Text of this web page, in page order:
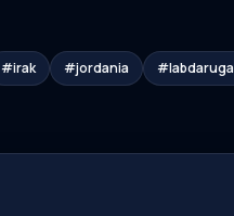
#irak #jordania